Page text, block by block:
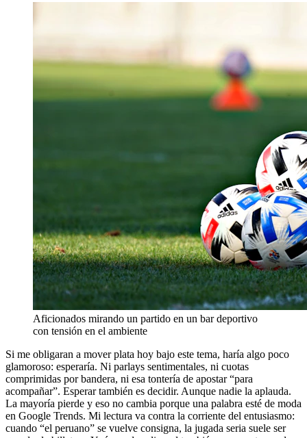
Aficionados mirando un partido en un bar deportivo
con tensión en el ambiente
Si me obligaran a mover plata hoy bajo este tema, haría algo poco
glamoroso: esperaría. Ni parlays sentimentales, ni cuotas
comprimidas por bandera, ni esa tontería de apostar “para
acompañar”. Esperar también es decidir. Aunque nadie la aplauda.
La mayoría pierde y eso no cambia porque una palabra esté de moda
en Google Trends. Mi lectura va contra la corriente del entusiasmo:
cuando “el peruano” se vuelve consigna, la jugada seria suele ser